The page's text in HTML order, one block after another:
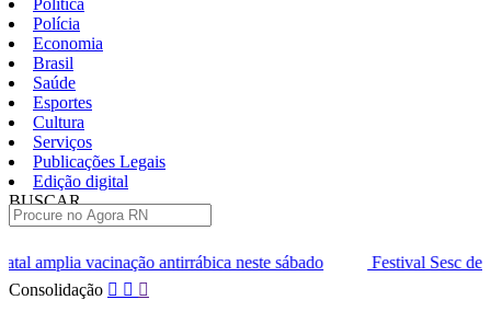
Política
Polícia
Economia
Brasil
Saúde
Esportes
Cultura
Serviços
Publicações Legais
Edição digital
BUSCAR
neste sábado
Festival Sesc de Música entra na fase
Pular
Consolidação